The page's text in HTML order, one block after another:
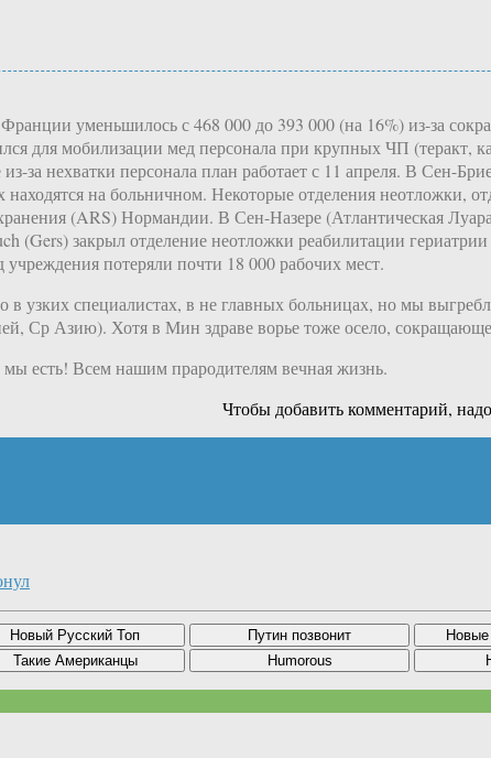
уменьшилось с 468 000 до 393 000 (на 16%) из-за
для мобилизации мед персонала при крупных ЧП (теракт,
нехватки персонала план работает с 11 апреля. В Сен-
на больничном. Некоторые отделения
(ARS) Нормандии. В Сен-Назере (Атлантическая
(Gers) закрыл отделение неотложки реабилитации
потеряли почти 18 000 рабочих мест.
в узких специалистах, в не главных больницах, но мы
Ср Азию). Хотя в Мин здраве ворье тоже осело,
есть! Всем нашим прародителям вечная жизнь.
Чтобы добавить комментарий,